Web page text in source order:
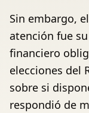
Sin embargo,
atención fue
financiero
elecciones del
sobre si
respondió de